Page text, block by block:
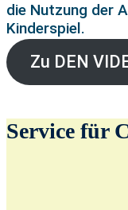
die Nutzung der
Kinderspiel.
Zu DEN
Service für